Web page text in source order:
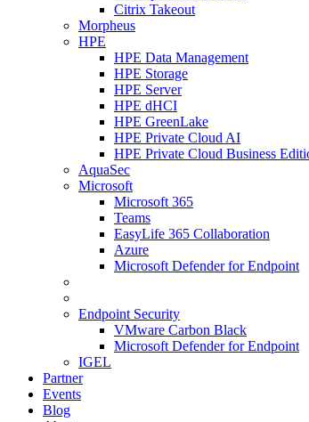
Citrix Takeout
Morpheus
HPE
HPE Data Management
HPE Storage
HPE Server
HPE dHCI
HPE GreenLake
HPE Private Cloud AI
HPE Private Cloud Business
AquaSec
Microsoft
Microsoft 365
Teams
EasyLife 365 Collaboration
Azure
Microsoft Defender for Endpoint
Endpoint Security
VMware Carbon Black
Microsoft Defender for Endpoint
IGEL
Partner
Events
Blog